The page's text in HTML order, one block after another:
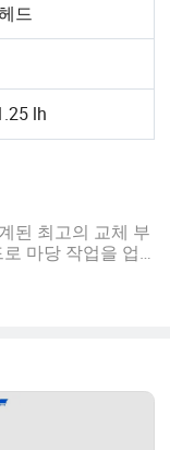
드
lh
된 최고의 교체 부
마당 작업을 업
적인 트리밍 작
양한 인기 있는 트
다. 많은 사용자